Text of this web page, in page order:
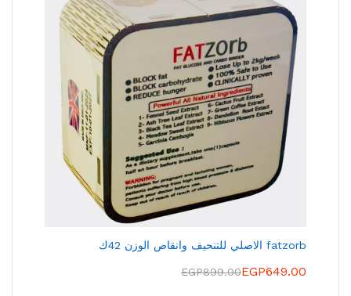
fatzorb الاصلي للتنحيف وانقاص الوزن 42ك
EGP649.00
EGP899.00